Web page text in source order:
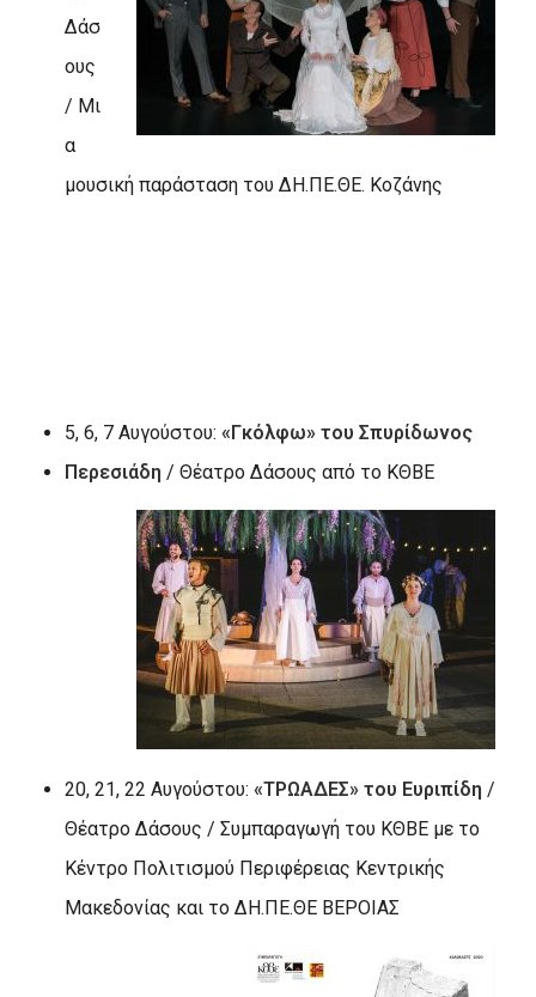
Δάσ
ους
/ Μι
α
μουσική παράσταση του ΔΗ.ΠΕ.ΘΕ. Κοζάνης
5, 6, 7 Αυγούστου: «Γκόλφω» του Σπυρίδωνος
Περεσιάδη / Θέατρο Δάσους από το ΚΘΒΕ
20, 21, 22 Αυγούστου: «ΤΡΩΑΔΕΣ» του Ευριπίδη /
Θέατρο Δάσους / Συμπαραγωγή του ΚΘΒΕ με το
Κέντρο Πολιτισμού Περιφέρειας Κεντρικής
Μακεδονίας και το ΔΗ.ΠΕ.ΘΕ ΒΕΡΟΙΑΣ